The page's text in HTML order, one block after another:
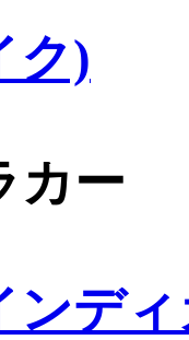
ク)
カー
ンデ